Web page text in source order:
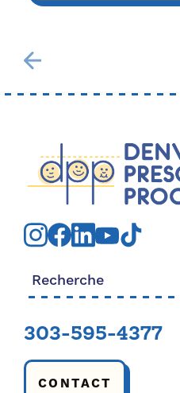
Rechercher:
303-595-4377
CONTACT